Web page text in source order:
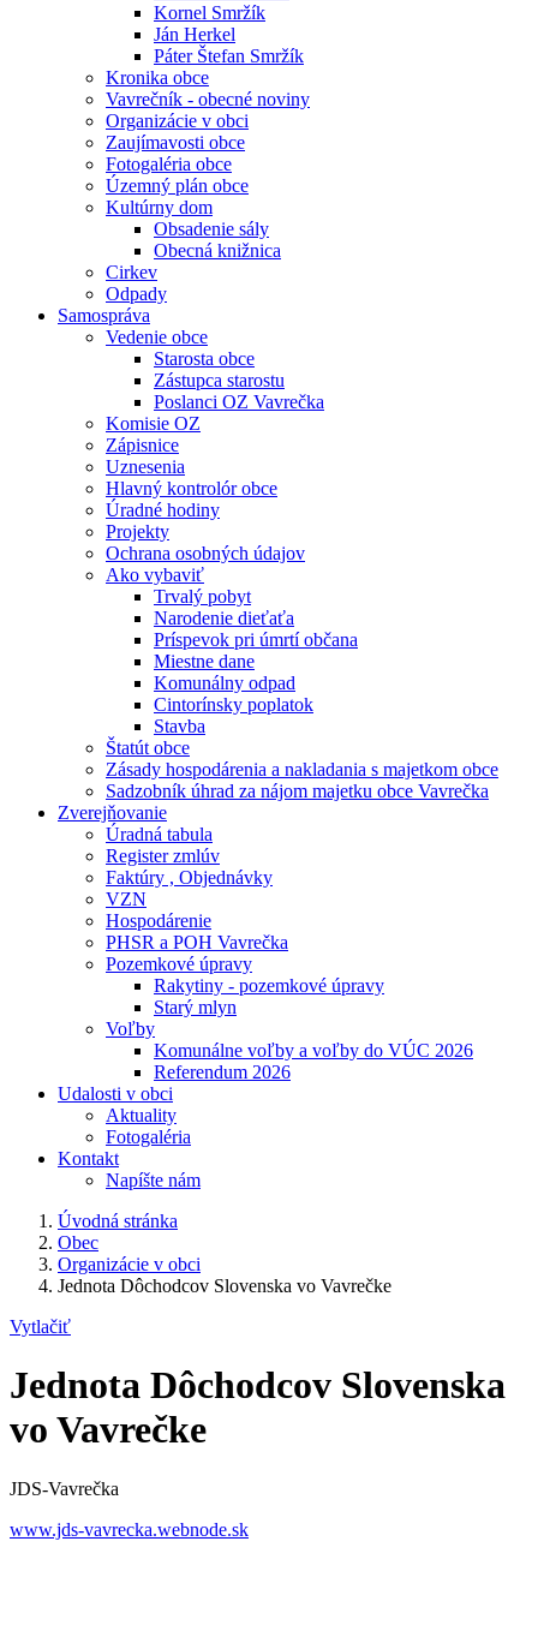
Kornel Smržík
Ján Herkel
Páter Štefan Smržík
Kronika obce
Vavrečník - obecné noviny
Organizácie v obci
Zaujímavosti obce
Fotogaléria obce
Územný plán obce
Kultúrny dom
Obsadenie sály
Obecná knižnica
Cirkev
Odpady
Samospráva
Vedenie obce
Starosta obce
Zástupca starostu
Poslanci OZ Vavrečka
Komisie OZ
Zápisnice
Uznesenia
Hlavný kontrolór obce
Úradné hodiny
Projekty
Ochrana osobných údajov
Ako vybaviť
Trvalý pobyt
Narodenie dieťaťa
Príspevok pri úmrtí občana
Miestne dane
Komunálny odpad
Cintorínsky poplatok
Stavba
Štatút obce
Zásady hospodárenia a nakladania s majetkom obce
Sadzobník úhrad za nájom majetku obce Vavrečka
Zverejňovanie
Úradná tabula
Register zmlúv
Faktúry , Objednávky
VZN
Hospodárenie
PHSR a POH Vavrečka
Pozemkové úpravy
Rakytiny - pozemkové úpravy
Starý mlyn
Voľby
Komunálne voľby a voľby do VÚC 2026
Referendum 2026
Udalosti v obci
Aktuality
Fotogaléria
Kontakt
Napíšte nám
Úvodná stránka
Obec
Organizácie v obci
Jednota Dôchodcov Slovenska vo Vavrečke
Vytlačiť
Jednota Dôchodcov Slovenska
vo Vavrečke
JDS-Vavrečka
www.jds-vavrecka.webnode.sk